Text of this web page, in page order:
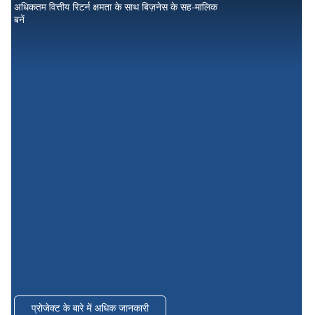
अधिकतम वित्तीय रिटर्न क्षमता के साथ बिज़नेस के सह-मालिक
बनें
प्रोजेक्ट के बारे में अधिक जानकारी